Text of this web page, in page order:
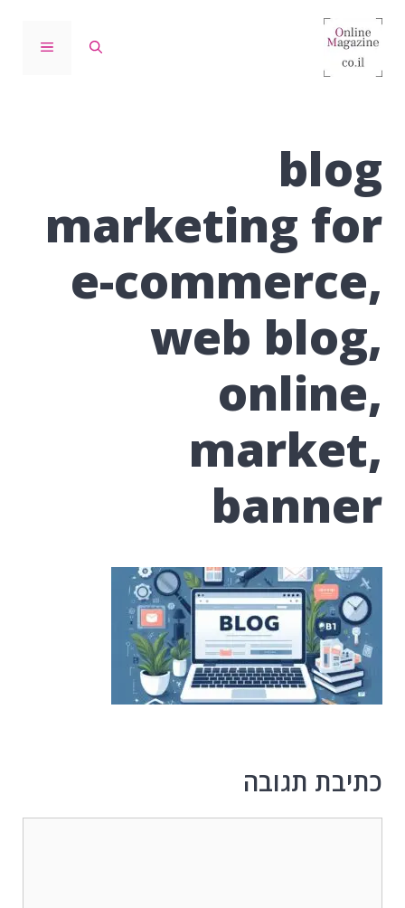
לדלג
לתוכן
תפריט
blog
marketing for
e-commerce,
web blog,
online,
market,
banner
כתיבת תגובה